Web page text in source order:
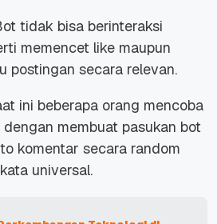
tidak bisa berinteraksi
memencet like maupun
postingan secara relevan.
ini beberapa orang mencoba
membuat pasukan bot
komentar secara random
universal.